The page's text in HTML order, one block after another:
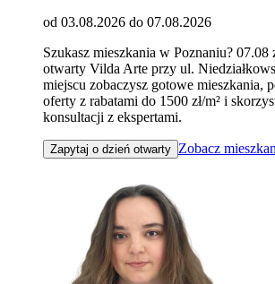
od 03.08.2026 do 07.08.2026
Szukasz mieszkania w Poznaniu? 07.08
otwarty Vilda Arte przy ul.
miejscu zobaczysz gotowe mieszkania,
oferty z rabatami do 1500 zł/m² i
konsultacji z ekspertami.
Zapytaj o dzień otwarty Zobacz